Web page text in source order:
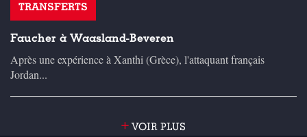
TRANSFERTS
Faucher à Waasland-Beveren
Après une expérience à Xanthi (Grèce), l'attaquant français
Jordan...
+ VOIR PLUS